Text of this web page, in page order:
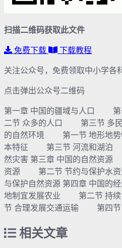
扫描二维码获取此文件
免费下载 下载教程
关注公众号，免费领取中小学各
点击弹出公众号二维码
第一章 中国的疆域与人口
二节 众多的人口 第三节 多民
的自然环境 第一节 地形地
本特征 第三节 河流和湖泊
然灾害 第三章 中国的自然资
资源 第二节 节约与保护水
与保护自然资源 第四章 中国
地制宜发展农业 第二节 持
节 合理发展交通运输 第四节
相关文章